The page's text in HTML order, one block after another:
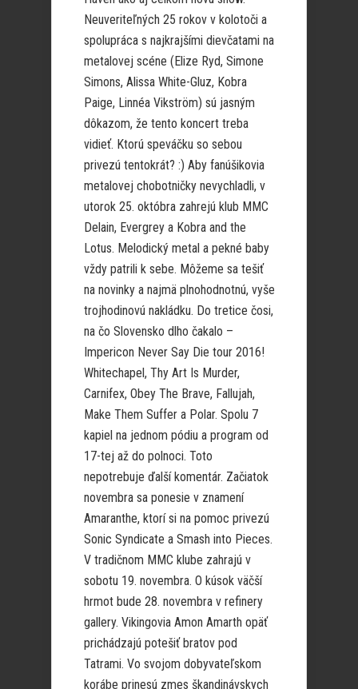
Neuveriteľných 25 rokov v kolotoči a
spolupráca s najkrajšími dievčatami na
metalovej scéne (Elize Ryd, Simone
Simons, Alissa White-Gluz, Kobra
Paige, Linnéa Vikström) sú jasným
dôkazom, že tento koncert treba
vidieť. Ktorú speváčku so sebou
privezú tentokrát? :) Aby fanúšikovia
metalovej chobotničky nevychladli, v
utorok 25. októbra zahrejú klub MMC
Delain, Evergrey a Kobra and the
Lotus. Melodický metal a pekné baby
vždy patrili k sebe. Môžeme sa tešiť
na novinky a najmä plnohodnotnú, vyše
trojhodinovú nakládku. Do tretice čosi,
na čo Slovensko dlho čakalo –
Impericon Never Say Die tour 2016!
Whitechapel, Thy Art Is Murder,
Carnifex, Obey The Brave, Fallujah,
Make Them Suffer a Polar. Spolu 7
kapiel na jednom pódiu a program od
17-tej až do polnoci. Toto
nepotrebuje ďalší komentár. Začiatok
novembra sa ponesie v znamení
Amaranthe, ktorí si na pomoc privezú
Sonic Syndicate a Smash into Pieces.
V tradičnom MMC klube zahrajú v
sobotu 19. novembra. O kúsok väčší
hrmot bude 28. novembra v refinery
gallery. Vikingovia Amon Amarth opäť
prichádzajú potešiť bratov pod
Tatrami. Vo svojom dobyvateľskom
korábe prinesú zmes škandinávskych